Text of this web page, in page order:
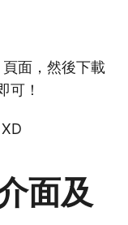
面，然後下載
可！
面及